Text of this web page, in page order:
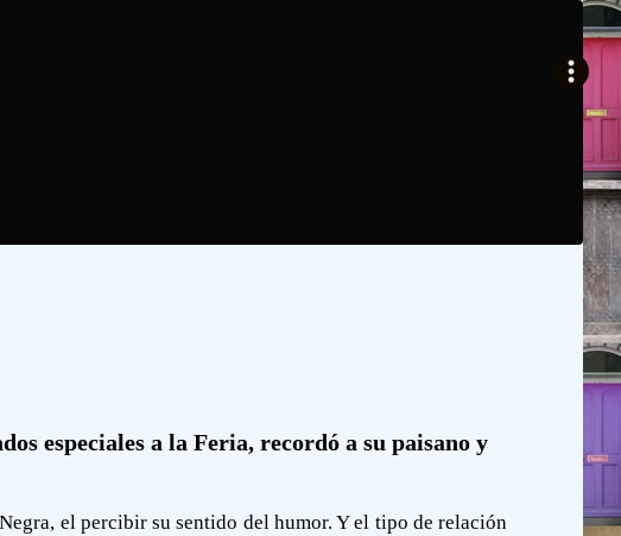
especiales a la Feria, recordó a su paisano y
el percibir su sentido del humor. Y el tipo de relación